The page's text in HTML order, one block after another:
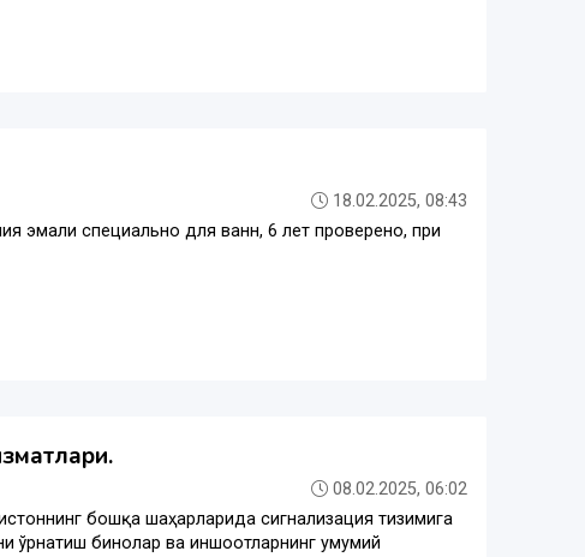
18.02.2025, 08:43
эмали специально для ванн, 6 лет проверено, при
08.02.2025, 06:02
бошқа шаҳарларида сигнализация тизимига
ўрнатиш бинолар ва иншоотларнинг умумий